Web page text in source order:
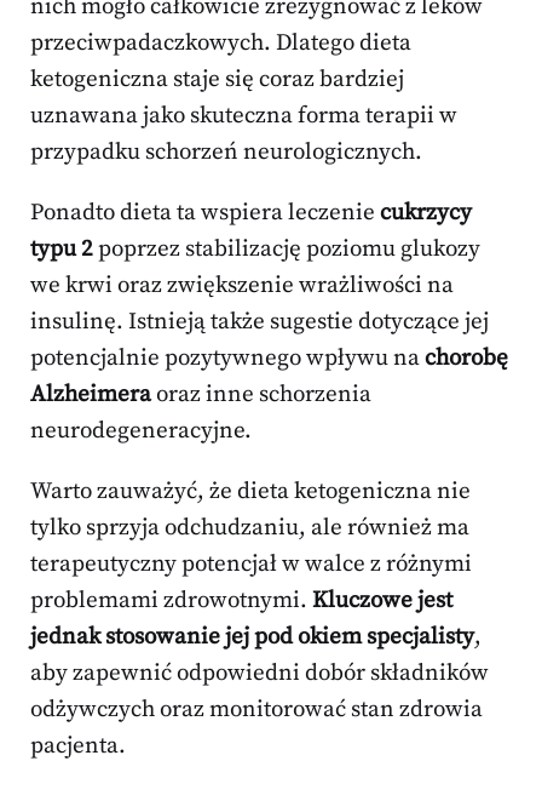
nich mogło całkowicie zrezygnować z leków
przeciwpadaczkowych. Dlatego dieta
ketogeniczna staje się coraz bardziej
uznawana jako skuteczna forma terapii w
przypadku schorzeń neurologicznych.
Ponadto dieta ta wspiera leczenie cukrzycy
typu 2poprzez stabilizację poziomu glukozy
we krwi oraz zwiększenie wrażliwości na
insulinę. Istnieją także sugestie dotyczące jej
potencjalnie pozytywnego wpływu nachorobę
Alzheimeraoraz inne schorzenia
neurodegeneracyjne.
Warto zauważyć, że dieta ketogeniczna nie
tylko sprzyja odchudzaniu, ale również ma
terapeutyczny potencjał w walce z różnymi
problemami zdrowotnymi. Kluczowe jest
jednak stosowanie jej pod okiem specjalisty,
aby zapewnić odpowiedni dobór składników
odżywczych oraz monitorować stan zdrowia
pacjenta.